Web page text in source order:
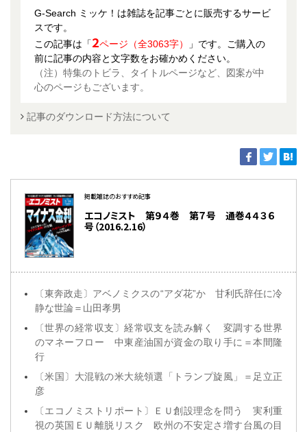
G-Search ミッケ！は雑誌を記事ごとに販売するサービ
スです。
この記事は「2ページ（全3063字）
」です。ご購入の
前に記事の内容と文字数をお確かめください。
（注）特集のトビラ、タイトルページなど、図案が中
心のページもございます。
記事のダウンロード方法について
掲載雑誌のおすすめ記事
エコノミスト 第９４巻 第７号 通巻４４３６
号（2016.2.16）
〔東奔政走〕アベノミクスの“アダ花”か 甘利氏辞任に冷
静な世論＝山田孝男
〔世界の経常収支〕経常収支を読み解く 変調する世界
のマネーフロー 中東産油国が資金の取り手に＝本間隆
行
〔米国〕大混戦の米大統領選「トランプ旋風」＝足立正
彦
〔エコノミストリポート〕ＥＵ創設理念を問う 実利重
視の英国ＥＵ離脱リスク 欧州の不安定さ増す台風の目